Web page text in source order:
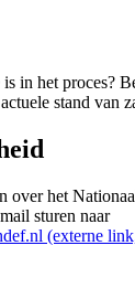
in het proces?
stand van
over het
sturen naar
(externe